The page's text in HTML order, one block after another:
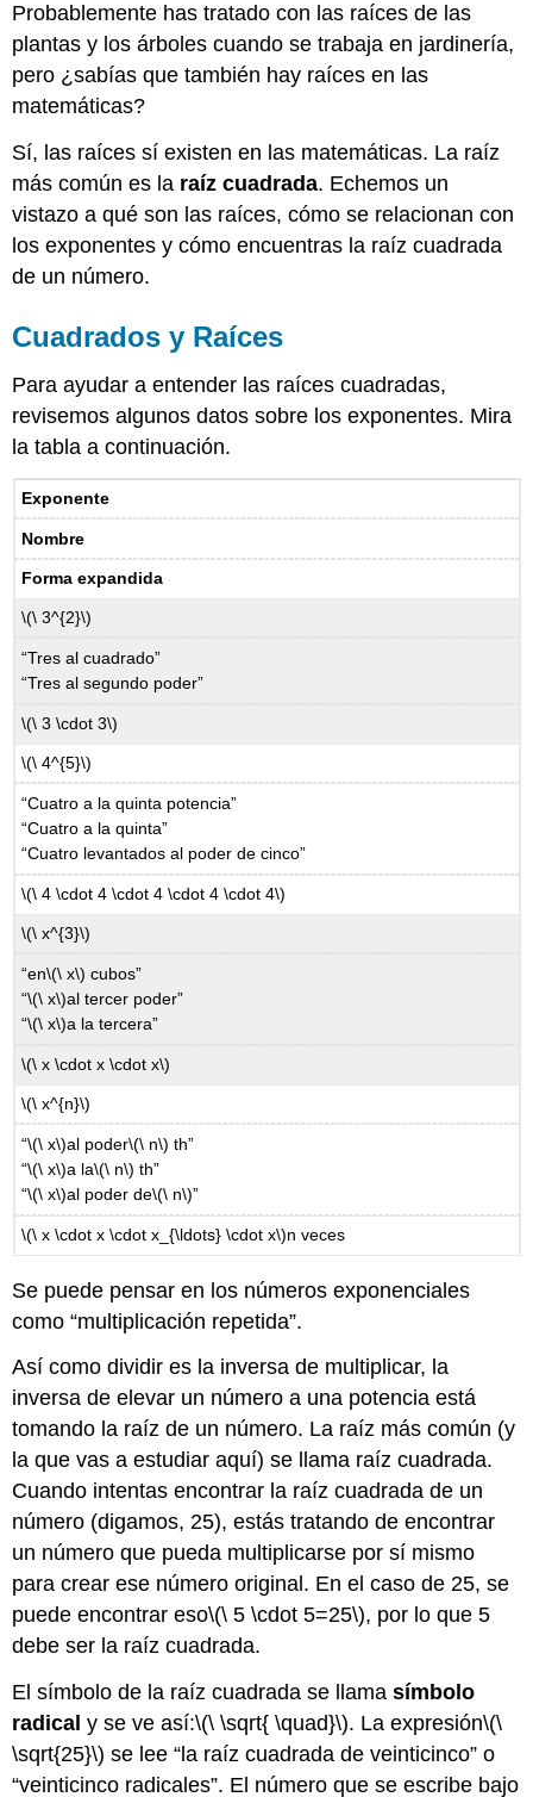
Ejemplo
Ejemplo
Ejemplo
Ejercicio
de
las
cuadradas
por
factorización
Ejemplo
y
Cálculo
Raíces
Cuadradas
Ejemplo
Probablemente has tratado con las raíces de las
plantas y los árboles cuando se trabaja en jardinería,
pero ¿sabías que también hay raíces en las
matemáticas?
Sí, las raíces sí existen en las matemáticas. La raíz
más común es la raíz cuadrada. Echemos un
vistazo a qué son las raíces, cómo se relacionan con
los exponentes y cómo encuentras la raíz cuadrada
de un número.
Cuadrados y Raíces
Para ayudar a entender las raíces cuadradas,
revisemos algunos datos sobre los exponentes. Mira
la tabla a continuación.
Exponente
Nombre
Forma expandida
\(\ 3^{2}\)
“Tres al cuadrado”
“Tres al segundo poder”
\(\ 3 \cdot 3\)
\(\ 4^{5}\)
“Cuatro a la quinta potencia”
“Cuatro a la quinta”
“Cuatro levantados al poder de cinco”
\(\ 4 \cdot 4 \cdot 4 \cdot 4 \cdot 4\)
\(\ x^{3}\)
“en\(\ x\) cubos”
“\(\ x\)al tercer poder”
“\(\ x\)a la tercera”
\(\ x \cdot x \cdot x\)
\(\ x^{n}\)
“\(\ x\)al poder\(\ n\) th”
“\(\ x\)a la\(\ n\) th”
“\(\ x\)al poder de\(\ n\)”
\(\ x \cdot x \cdot x_{\ldots} \cdot x\)n veces
Se puede pensar en los números exponenciales
como “multiplicación repetida”.
Así como dividir es la inversa de multiplicar, la
inversa de elevar un número a una potencia está
tomando la raíz de un número. La raíz más común (y
la que vas a estudiar aquí) se llama raíz cuadrada.
Cuando intentas encontrar la raíz cuadrada de un
número (digamos, 25), estás tratando de encontrar
un número que pueda multiplicarse por sí mismo
para crear ese número original. En el caso de 25, se
puede encontrar eso\(\ 5 \cdot 5=25\), por lo que 5
debe ser la raíz cuadrada.
El símbolo de la raíz cuadrada se llamasímbolo
radical y se ve así:\(\ \sqrt{ \quad}\). La expresión\(\
\sqrt{25}\) se lee “la raíz cuadrada de veinticinco” o
“veinticinco radicales”. El número que se escribe bajo